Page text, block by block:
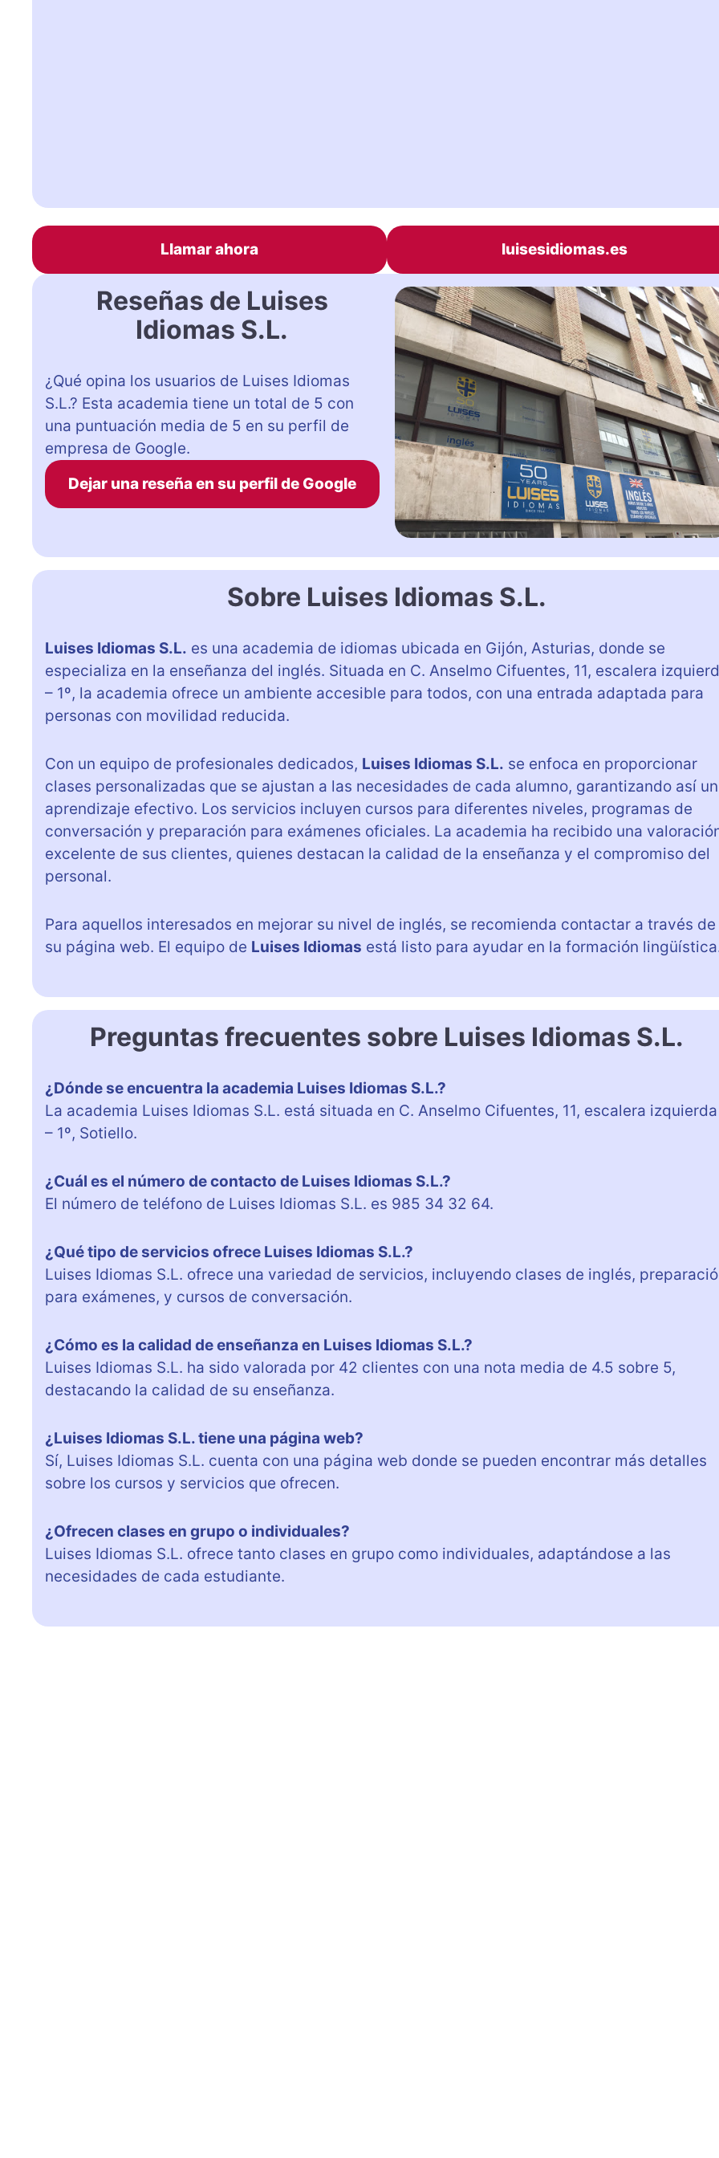
Llamar ahora luisesidiomas.es
Reseñas de Luises
Idiomas S.L.
¿Qué opina los usuarios de Luises Idiomas
S.L.? Esta academia tiene un total de 5 con
una puntuación media de 5 en su perfil de
empresa de Google.
Dejar una reseña en su perfil de Google
Sobre Luises Idiomas S.L.
Luises Idiomas S.L. es una academia de idiomas ubicada en Gijón, Asturias, donde se
especializa en la enseñanza del inglés. Situada en C. Anselmo Cifuentes, 11, escalera
– 1º, la academia ofrece un ambiente accesible para todos, con una entrada adaptada para
personas con movilidad reducida.
Con un equipo de profesionales dedicados, Luises Idiomas S.L. se enfoca en proporcionar
clases personalizadas que se ajustan a las necesidades de cada alumno, garantizando así un
aprendizaje efectivo. Los servicios incluyen cursos para diferentes niveles, programas de
conversación y preparación para exámenes oficiales. La academia ha recibido una
excelente de sus clientes, quienes destacan la calidad de la enseñanza y el compromiso del
personal.
Para aquellos interesados en mejorar su nivel de inglés, se recomienda contactar a través de
su página web. El equipo de Luises Idiomas está listo para ayudar en la formación
Preguntas frecuentes sobre Luises Idiomas S.L.
¿Dónde se encuentra la academia Luises Idiomas S.L.?
La academia Luises Idiomas S.L. está situada en C. Anselmo Cifuentes, 11, escalera izquierda
– 1º, Sotiello.
¿Cuál es el número de contacto de Luises Idiomas S.L.?
El número de teléfono de Luises Idiomas S.L. es 985 34 32 64.
¿Qué tipo de servicios ofrece Luises Idiomas S.L.?
Luises Idiomas S.L. ofrece una variedad de servicios, incluyendo clases de inglés,
para exámenes, y cursos de conversación.
¿Cómo es la calidad de enseñanza en Luises Idiomas S.L.?
Luises Idiomas S.L. ha sido valorada por 42 clientes con una nota media de 4.5 sobre 5,
destacando la calidad de su enseñanza.
¿Luises Idiomas S.L. tiene una página web?
Sí, Luises Idiomas S.L. cuenta con una página web donde se pueden encontrar más detalles
sobre los cursos y servicios que ofrecen.
¿Ofrecen clases en grupo o individuales?
Luises Idiomas S.L. ofrece tanto clases en grupo como individuales, adaptándose a las
necesidades de cada estudiante.